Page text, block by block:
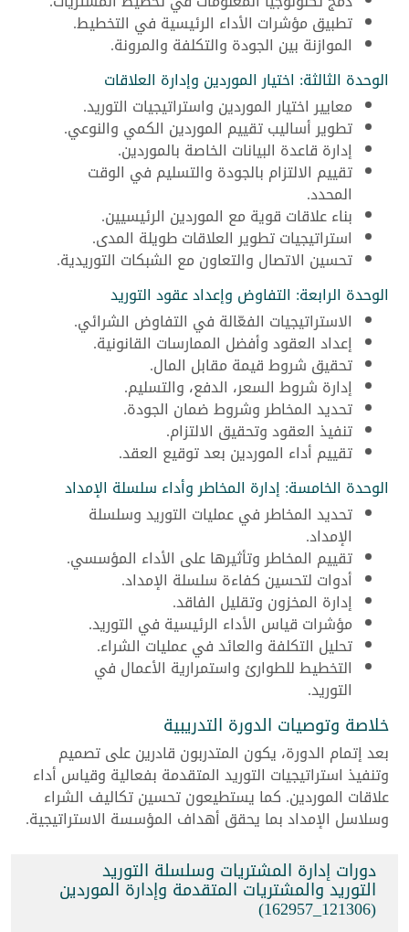
تطبيق مؤشرات الأداء الرئيسية في التخطيط.
الموازنة بين الجودة والتكلفة والمرونة.
الوحدة الثالثة: اختيار الموردين وإدارة العلاقات
معايير اختيار الموردين واستراتيجيات التوريد.
تطوير أساليب تقييم الموردين الكمي والنوعي.
إدارة قاعدة البيانات الخاصة بالموردين.
تقييم الالتزام بالجودة والتسليم في الوقت
المحدد.
بناء علاقات قوية مع الموردين الرئيسيين.
استراتيجيات تطوير العلاقات طويلة المدى.
تحسين الاتصال والتعاون مع الشبكات التوريدية.
الوحدة الرابعة: التفاوض وإعداد عقود التوريد
الاستراتيجيات الفعّالة في التفاوض الشرائي.
إعداد العقود وأفضل الممارسات القانونية.
تحقيق شروط قيمة مقابل المال.
إدارة شروط السعر، الدفع، والتسليم.
تحديد المخاطر وشروط ضمان الجودة.
تنفيذ العقود وتحقيق الالتزام.
تقييم أداء الموردين بعد توقيع العقد.
الوحدة الخامسة: إدارة المخاطر وأداء سلسلة الإمداد
تحديد المخاطر في عمليات التوريد وسلسلة
الإمداد.
تقييم المخاطر وتأثيرها على الأداء المؤسسي.
أدوات لتحسين كفاءة سلسلة الإمداد.
إدارة المخزون وتقليل الفاقد.
مؤشرات قياس الأداء الرئيسية في التوريد.
تحليل التكلفة والعائد في عمليات الشراء.
التخطيط للطوارئ واستمرارية الأعمال في
التوريد.
خلاصة وتوصيات الدورة التدريبية
بعد إتمام الدورة، يكون المتدربون قادرين على تصميم
وتنفيذ استراتيجيات التوريد المتقدمة بفعالية وقياس أداء
علاقات الموردين. كما يستطيعون تحسين تكاليف الشراء
وسلاسل الإمداد بما يحقق أهداف المؤسسة الاستراتيجية.
دورات إدارة المشتريات وسلسلة التوريد
التوريد والمشتريات المتقدمة وإدارة الموردين
(121306_162957)